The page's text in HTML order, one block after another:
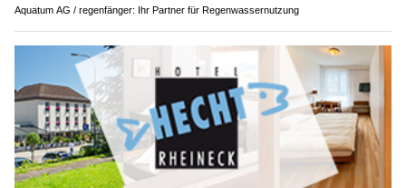
Aquatum AG / regenfänger: Ihr Partner für Regenwassernutzung